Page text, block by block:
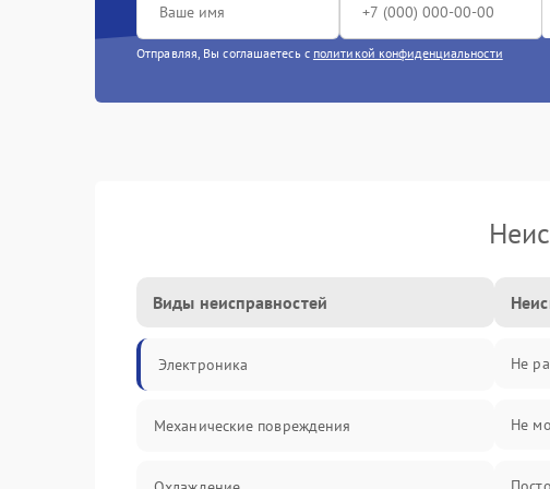
Отправляя, Вы соглашаетесь с политикой конфиденциальности
Виды неисправностей
Электроника
Механические повреждения
Не
Не